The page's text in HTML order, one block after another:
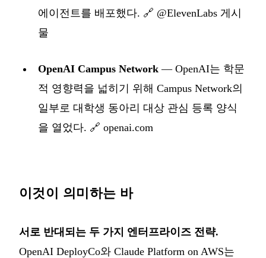
에이전트를 배포했다. 🔗 @ElevenLabs 게시
물
OpenAI Campus Network — OpenAI는 학문
적 영향력을 넓히기 위해 Campus Network의
일부로 대학생 동아리 대상 관심 등록 양식
을 열었다. 🔗 openai.com
이것이 의미하는 바
서로 반대되는 두 가지 엔터프라이즈 전략.
OpenAI DeployCo와 Claude Platform on AWS는